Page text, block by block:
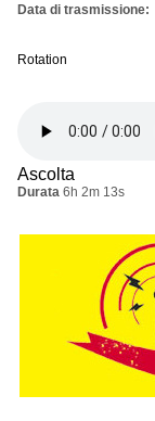
Data di trasmissione
Rotation
Ascolta
Durata 6h 2m 13s